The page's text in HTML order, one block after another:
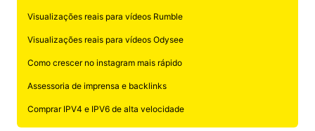
Visualizações reais para vídeos Rumble
Visualizações reais para vídeos Odysee
Como crescer no instagram mais rápido
Assessoria de imprensa e backlinks
Comprar IPV4 e IPV6 de alta velocidade